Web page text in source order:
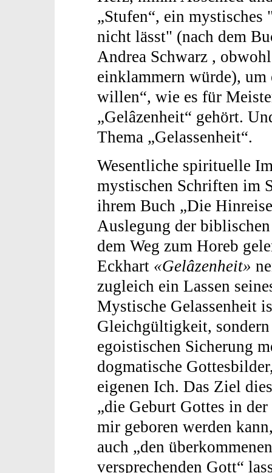
„Stufen“, ein
nicht lässt" (nach dem
Andrea Schwarz ,
einklammern würde),
willen“, wie es für
„Gelâzenheit“ gehört.
Thema „Gelassenheit“.
Wesentliche spirituelle
mystischen Schriften im
ihrem Buch „Die
Auslegung der
dem Weg zum Horeb
Eckhart «Ge­lâ­zenheit»
zugleich ein Lassen
Mystische Gelassenheit
Gleichgültigkeit,
egoistischen Sicherung
dogmatische
eigenen Ich. Das Ziel
„die Geburt Gottes in
mir geboren werden
auch „den
versprechenden Gott“